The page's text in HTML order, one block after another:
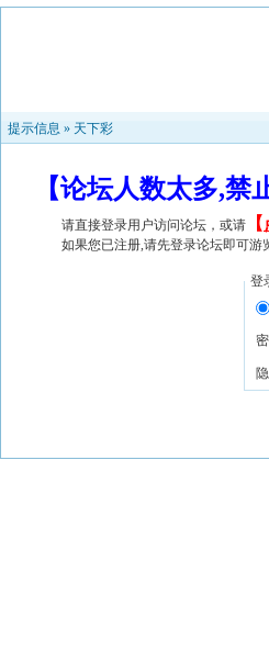
提示信息 » 天下彩
【论坛人数太多,
请直接登录用户访问论坛，或请 【
如果您已注册,请先登录论坛即可游
登